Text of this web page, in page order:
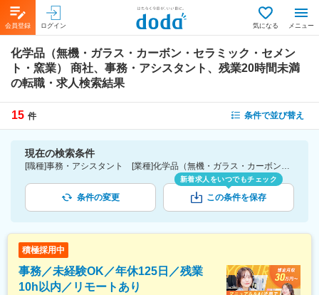
会員登録 ログイン 気になる メニュー
化学品（無機・ガラス・カーボン・セラミック・セメン
ト・窯業） 商社、事務・アシスタント、残業20時間未満
の転職・求人検索結果
15 件 条件で並び替え
現在の検索条件
[職種]事務・アシスタント [業種]化学品（無機・ガラス・カーボン・セラミック・セメント・窯業） 商社-商社業界 [詳細条件](休日・働き方)残業20時間未満
条件の変更
新着求人をいつでもチェック
この条件を保存
積極採用中
事務／未経験OK／年休125日／残業
10h以内／リモートあり